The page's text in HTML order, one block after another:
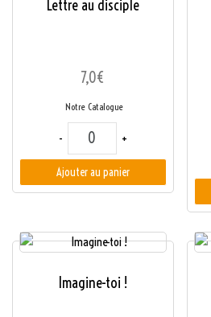
Lettre au disciple
7,0€
Notre Catalogue
- quantité de Lettre au disciple
+
Ajouter au panier
Imagine-toi !